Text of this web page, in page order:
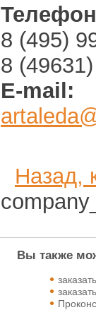
8 (495)
8
E-mail:
Назад,
Вы также